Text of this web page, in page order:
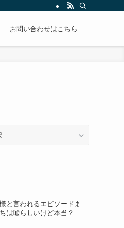
お問い合わせはこちら
と言われるエピソードま
は嘘らしいけど本当？